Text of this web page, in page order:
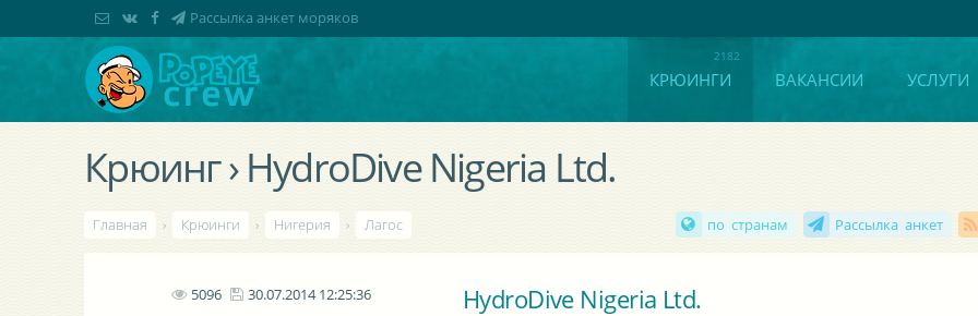
КРЮИНГИ ВАКАНСИИ УСЛУГИ
Крюинг › HydroDive Nigeria Ltd.
Главная › Крюинги › Нигерия › Лагос по странам Рассылка анкет
5096 30.07.2014 12:25:36 HydroDive Nigeria Ltd.
Рассылка анкет моряков